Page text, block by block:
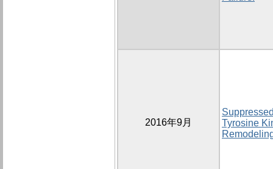
2016年9月
Tyrosine